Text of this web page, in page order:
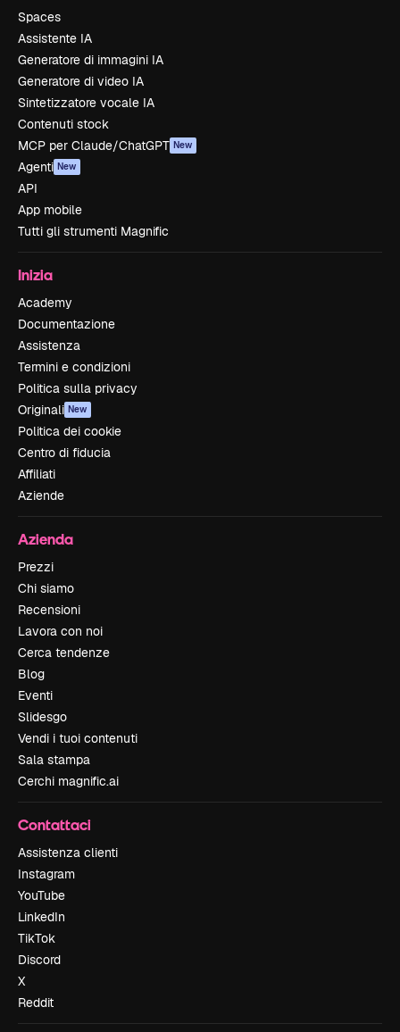
Spaces
Assistente IA
Generatore di immagini IA
Generatore di video IA
Sintetizzatore vocale IA
Contenuti stock
MCP per Claude/ChatGPT New
Agenti New
API
App mobile
Tutti gli strumenti Magnific
Inizia
Academy
Documentazione
Assistenza
Termini e condizioni
Politica sulla privacy
Originali New
Politica dei cookie
Centro di fiducia
Affiliati
Aziende
Azienda
Prezzi
Chi siamo
Recensioni
Lavora con noi
Cerca tendenze
Blog
Eventi
Slidesgo
Vendi i tuoi contenuti
Sala stampa
Cerchi magnific.ai
Contattaci
Assistenza clienti
Instagram
YouTube
LinkedIn
TikTok
Discord
X
Reddit